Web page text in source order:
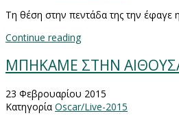
Τη θέση στην πεντάδα της την έφαγε
Continue reading
ΜΠΗΚΑΜΕ ΣΤΗΝ
23 Φεβρουαρίου 2015
Κατηγορία Oscar/Live-2015